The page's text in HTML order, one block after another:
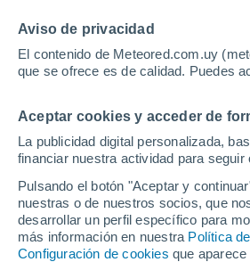
Aviso de privacidad
El contenido de Meteored.com.uy
que se ofrece es de calidad. Puedes
Aceptar cookies y acceder de
La publicidad digital personalizada,
financiar nuestra actividad para
Pulsando el botón "Aceptar y
nuestras o de nuestros socios, que
desarrollar un perfil específico para
más información en nuestra Política
Configuración de cookies que
Inicio Modelos Modelos
Modelos de
PRES. | V > 10 |
NUB. | PREC. 6H |
PRECIPITACI